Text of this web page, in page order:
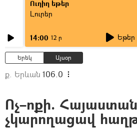
Ուղիղ եթեր
Լուրեր
14:00 12 ր Եթեր
Երեկ Այսօր
ք. Երևան 106.0
Ոչ–ոքի.
չկարողացավ